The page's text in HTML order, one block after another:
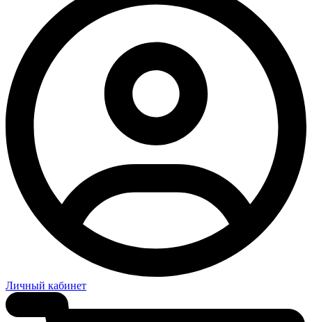
Личный кабинет